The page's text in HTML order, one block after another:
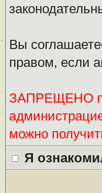
Вы
правом, если
ЗАПРЕЩЕНО
можно
Я